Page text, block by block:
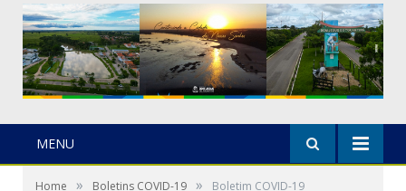
MENU
Home » Boletins COVID-19 »
Boletim COVID-19